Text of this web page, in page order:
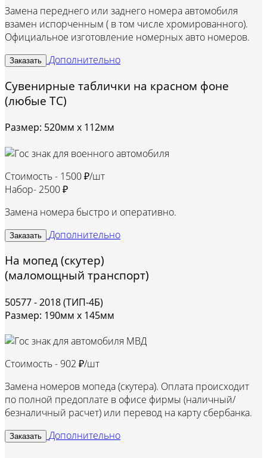
Замена переднего или заднего номера автомобиля
взамен испорченным ( в том числе хромированного).
Официальное изготовление номерных авто номеров.
Заказать Дополнительно
Сувенирные таблички на красном фоне
(любые ТС)
Размер: 520мм х 112мм
Стоимость - 1500 ₽/шт
Набор- 2500 ₽
Замена номера быстро и оперативно.
Заказать Дополнительно
На мопед (скутер)
(маломощный транспорт)
50577 - 2018 (ТИП-4Б)
Размер: 190мм х 145мм
Стоимость - 902 ₽/шт
Замена номеров мопеда (скутера). Оплата происходит
по полной предоплате в офисе фирмы (наличный/
безналичный расчет) или перевод на карту сбербанка.
Заказать Дополнительно